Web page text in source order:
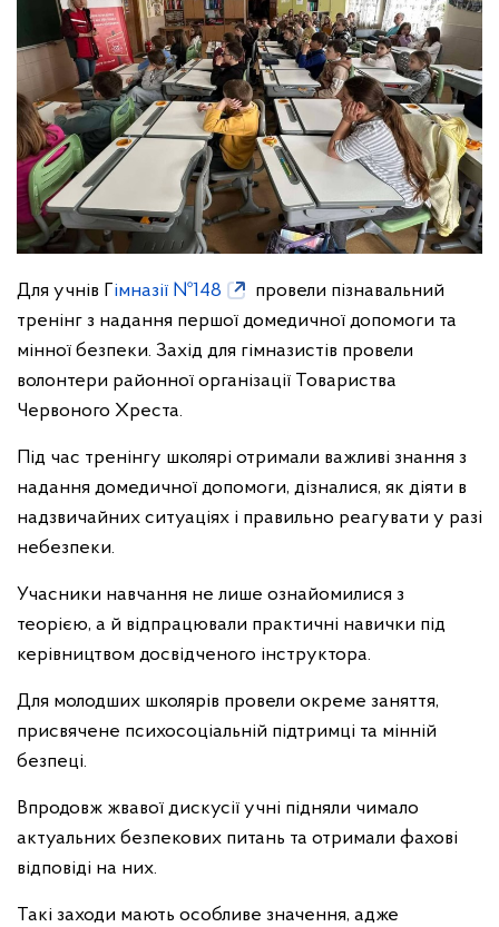
Для учнів Гімназії №148
провели пізнавальний
тренінг з надання першої домедичної допомоги та
мінної безпеки. Захід для гімназистів провели
волонтери районної організації Товариства
Червоного Хреста.
Під час тренінгу школярі отримали важливі знання з
надання домедичної допомоги, дізналися, як діяти в
надзвичайних ситуаціях і правильно реагувати у разі
небезпеки.
Учасники навчання не лише ознайомилися з
теорією, а й відпрацювали практичні навички під
керівництвом досвідченого інструктора.
Для молодших школярів провели окреме заняття,
присвячене психосоціальній підтримці та мінній
безпеці.
Впродовж жвавої дискусії учні підняли чимало
актуальних безпекових питань та отримали фахові
відповіді на них.
Такі заходи мають особливе значення, адже